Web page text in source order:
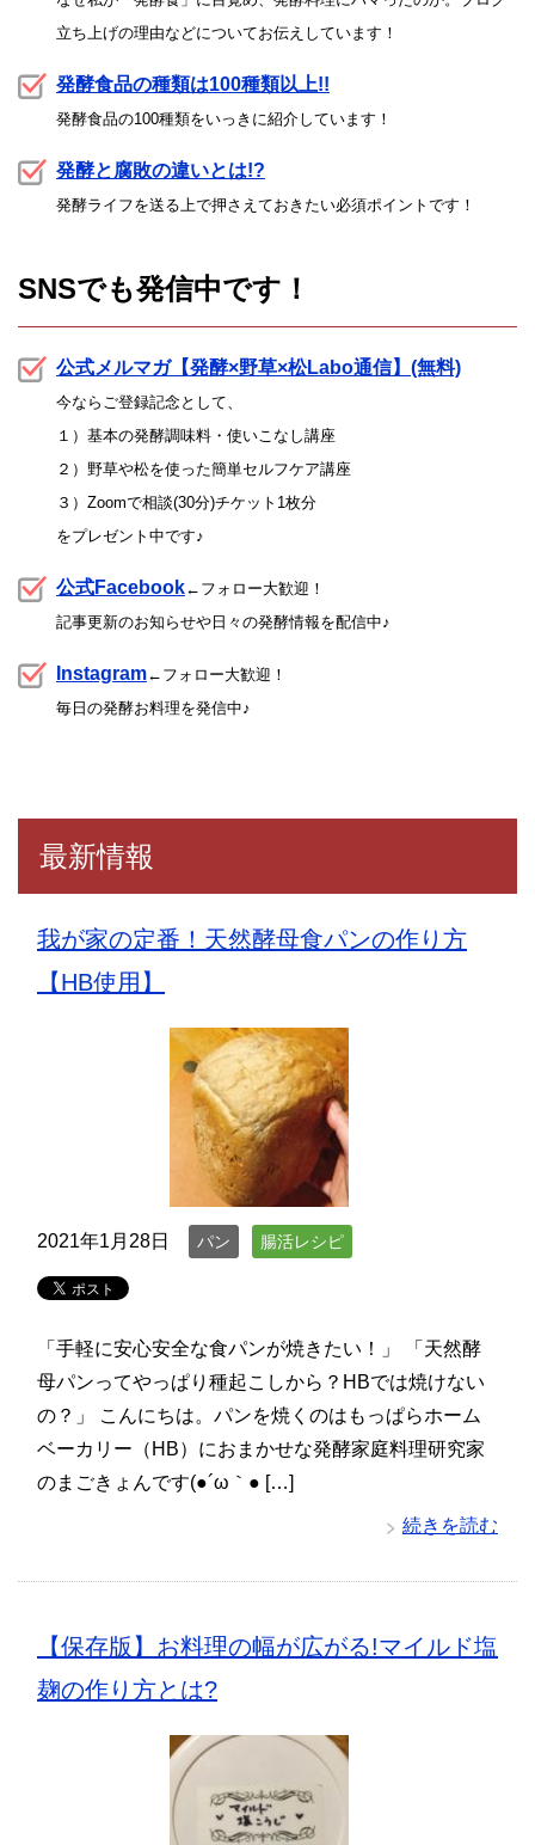
立ち上げの理由などについてお伝えしています！
発酵食品の種類は100種類以上!!
発酵食品の100種類をいっきに紹介しています！
発酵と腐敗の違いとは!?
発酵ライフを送る上で押さえておきたい必須ポイントです！
SNSでも発信中です！
公式メルマガ【発酵×野草×松Labo通信】(無料)
今ならご登録記念として、
１）基本の発酵調味料・使いこなし講座
２）野草や松を使った簡単セルフケア講座
３）Zoomで相談(30分)チケット1枚分
をプレゼント中です♪
公式Facebook←フォロー大歓迎！
記事更新のお知らせや日々の発酵情報を配信中♪
Instagram←フォロー大歓迎！
毎日の発酵お料理を発信中♪
最新情報
我が家の定番！天然酵母食パンの作り方
【HB使用】
2021年1月28日 パン 腸活レシピ
「手軽に安心安全な食パンが焼きたい！」 「天然酵
母パンってやっぱり種起こしから？HBでは焼けない
の？」 こんにちは。パンを焼くのはもっぱらホーム
ベーカリー（HB）におまかせな発酵家庭料理研究家
のまごきょんです(●´ω｀● […]
続きを読む
【保存版】お料理の幅が広がる!マイルド塩
麹の作り方とは?